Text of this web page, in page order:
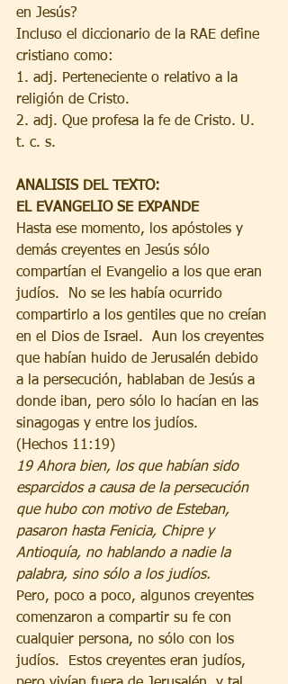
en Jesús?
Incluso el diccionario de la RAE define
cristiano como:
1. adj. Perteneciente o relativo a la
religión de Cristo.
2. adj. Que profesa la fe de Cristo. U.
t. c. s.
ANALISIS DEL TEXTO:
EL EVANGELIO SE EXPANDE
Hasta ese momento, los apóstoles y
demás creyentes en Jesús sólo
compartían el Evangelio a los que eran
judíos.  No se les había ocurrido
compartirlo a los gentiles que no creían
en el Dios de Israel.  Aun los creyentes
que habían huido de Jerusalén debido
a la persecución, hablaban de Jesús a
donde iban, pero sólo lo hacían en las
sinagogas y entre los judíos.
(Hechos 11:19)
19 Ahora bien, los que habían sido
esparcidos a causa de la persecución
que hubo con motivo de Esteban,
pasaron hasta Fenicia, Chipre y
Antioquía, no hablando a nadie la
palabra, sino sólo a los judíos.
Pero, poco a poco, algunos creyentes
comenzaron a compartir su fe con
cualquier persona, no sólo con los
judíos.  Estos creyentes eran judíos,